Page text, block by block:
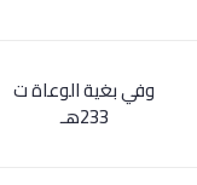
وفي بغية الوعاة ت
233هـ